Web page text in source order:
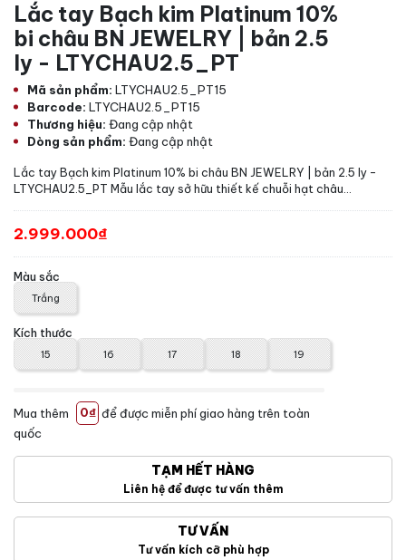
Lắc tay Bạch kim Platinum 10%
bi châu BN JEWELRY | bản 2.5
ly - LTYCHAU2.5_PT
Mã sản phẩm: LTYCHAU2.5_PT15
Barcode: LTYCHAU2.5_PT15
Thương hiệu: Đang cập nhật
Dòng sản phẩm: Đang cập nhật
Lắc tay Bạch kim Platinum 10% bi châu BN JEWELRY | bản 2.5 ly -
LTYCHAU2.5_PT Mẫu lắc tay sở hữu thiết kế chuỗi hạt châu...
2.999.000₫
Màu sắc
Trắng
Kích thước
15 16 17 18 19
Mua thêm 0₫ để được miễn phí giao hàng trên toàn
quốc
TẠM HẾT HÀNG
Liên hệ để được tư vấn thêm
TƯ VẤN
Tư vấn kích cỡ phù hợp